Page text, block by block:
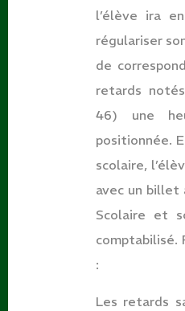
l’élève ira
régulariser
de
retards
46) une
positionnée.
scolaire,
avec un billet
Scolaire et
comptabilisé.
:
Les retards